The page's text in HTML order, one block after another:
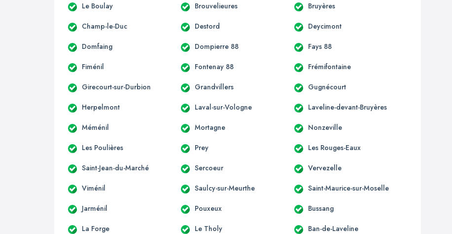
Le Boulay Brouvelieures Bruyères
Champ-le-Duc Destord Deycimont
Domfaing Dompierre 88 Fays 88
Fiménil Fontenay 88 Frémifontaine
Girecourt-sur-Durbion Grandvillers Gugnécourt
Herpelmont Laval-sur-Vologne Laveline-devant-Bruyères
Méménil Mortagne Nonzeville
Les Poulières Prey Les Rouges-Eaux
Saint-Jean-du-Marché Sercoeur Vervezelle
Viménil Saulcy-sur-Meurthe Saint-Maurice-sur-Moselle
Jarménil Pouxeux Bussang
La Forge Le Tholy Ban-de-Laveline